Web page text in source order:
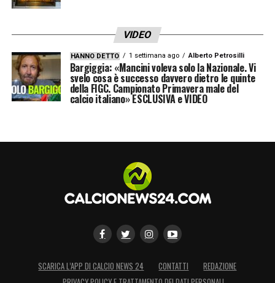
VIDEO
HANNO DETTO 1 settimana ago Alberto Petrosilli
Bargiggia: «Mancini voleva solo la Nazionale. Vi
svelo cosa è successo davvero dietro le quinte
della FIGC. Campionato Primavera male del
calcio italiano» ESCLUSIVA e VIDEO
SCARICA L’APP DI CALCIO NEWS 24 CONTATTI
REDAZIONE